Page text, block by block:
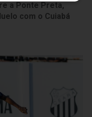
a Ponte Preta,
com o Cuiabá